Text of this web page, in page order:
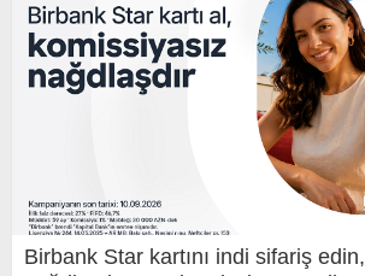
Birbank Star kartını indi sifariş edin,